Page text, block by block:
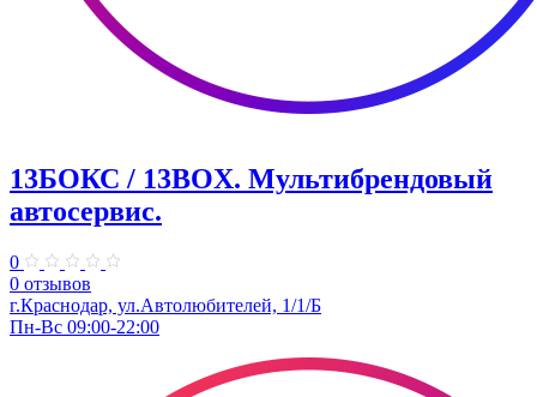
13БОКС / 13BOX. ​Мультибрендовый
автосервис.
0
0 отзывов
г.Краснодар, ул.Автолюбителей, 1/1/Б
Пн-Вс 09:00-22:00